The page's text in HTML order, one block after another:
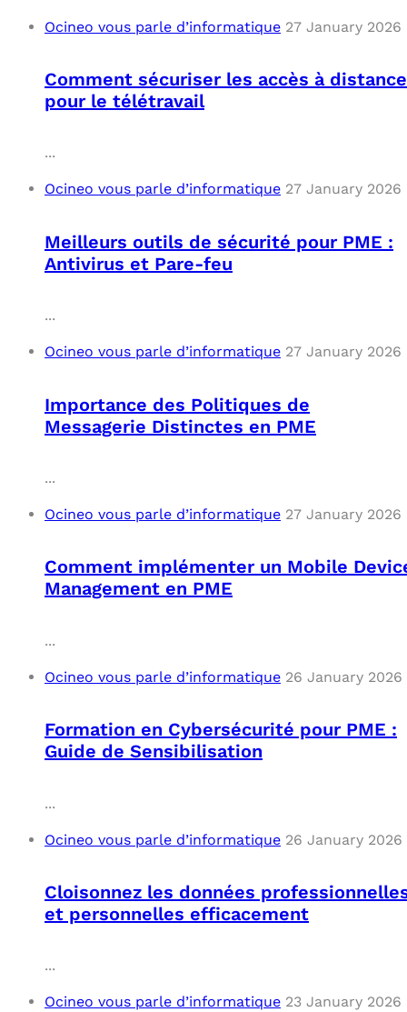
Ocineo vous parle d’informatique 27 January 2026
Comment sécuriser les accès à distance
pour le télétravail
...
Ocineo vous parle d’informatique 27 January 2026
Meilleurs outils de sécurité pour PME :
Antivirus et Pare-feu
...
Ocineo vous parle d’informatique 27 January 2026
Importance des Politiques de
Messagerie Distinctes en PME
...
Ocineo vous parle d’informatique 27 January 2026
Comment implémenter un Mobile
Management en PME
...
Ocineo vous parle d’informatique 26 January 2026
Formation en Cybersécurité pour PME :
Guide de Sensibilisation
...
Ocineo vous parle d’informatique 26 January 2026
Cloisonnez les données
et personnelles efficacement
...
Ocineo vous parle d’informatique 23 January 2026